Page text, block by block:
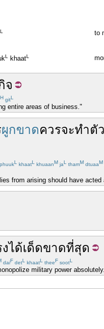
L to
L khaatL
จ
H gitL
entire areas of business."
ผูกขาดควรจะทำตัว
phuukL khaatL khuaanM jaL thamM dtuaaM
from arising should have
ได้เด็ดขาดที่สุด
daiF detL khaatL theeF sootL
military power